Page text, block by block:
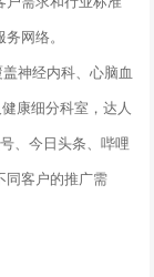
网络。
神经内科、心脑血
康细分科室，达人
、今日头条、哔哩
同客户的推广需